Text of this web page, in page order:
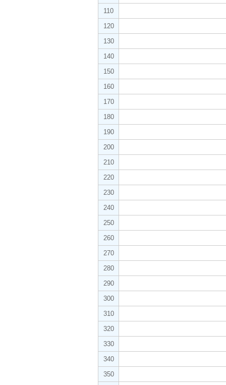
110
120
130
140
150
160
170
180
190
200
210
220
230
240
250
260
270
280
290
300
310
320
330
340
350